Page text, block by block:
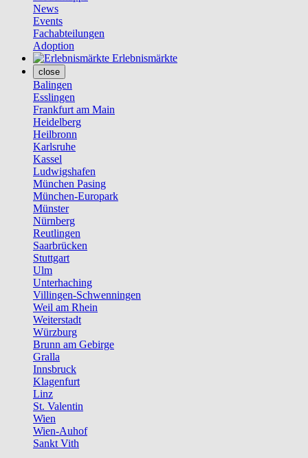
News
Events
Fachabteilungen
Adoption
Erlebnismärkte
close
Balingen
Esslingen
Frankfurt am Main
Heidelberg
Heilbronn
Karlsruhe
Kassel
Ludwigshafen
München Pasing
München-Europark
Münster
Nürnberg
Reutlingen
Saarbrücken
Stuttgart
Ulm
Unterhaching
Villingen-Schwenningen
Weil am Rhein
Weiterstadt
Würzburg
Brunn am Gebirge
Gralla
Innsbruck
Klagenfurt
Linz
St. Valentin
Wien
Wien-Auhof
Sankt Vith